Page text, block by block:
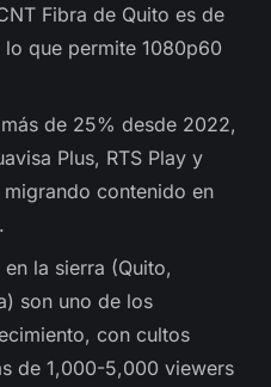
Fibra de Quito es de
que permite 1080p60
de 25% desde 2022,
Plus, RTS Play y
migrando contenido en
la sierra (Quito,
son uno de los
con cultos
de 1,000-5,000 viewers